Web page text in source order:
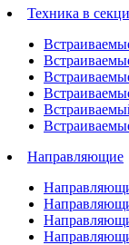
Техника в
Направляющие